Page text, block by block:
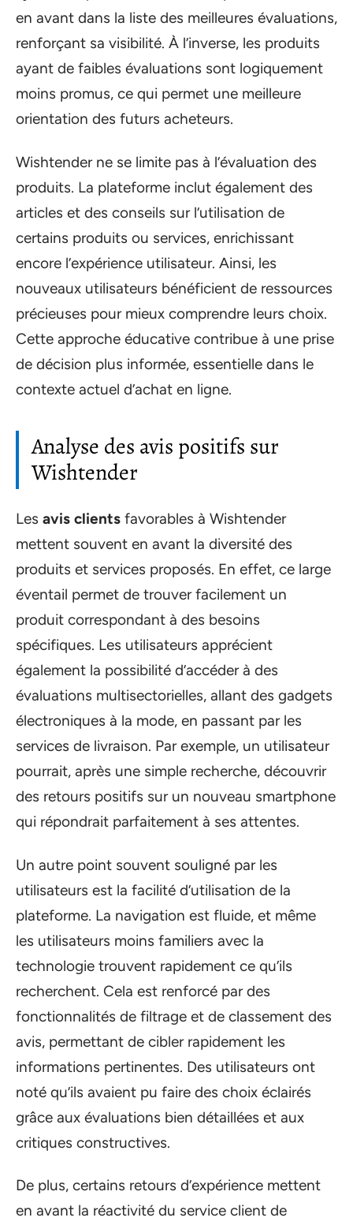
en avant dans la liste des meilleures évaluations,
renforçant sa visibilité. À l’inverse, les produits
ayant de faibles évaluations sont logiquement
moins promus, ce qui permet une meilleure
orientation des futurs acheteurs.
Wishtender ne se limite pas à l’évaluation des
produits. La plateforme inclut également des
articles et des conseils sur l’utilisation de
certains produits ou services, enrichissant
encore l’expérience utilisateur. Ainsi, les
nouveaux utilisateurs bénéficient de ressources
précieuses pour mieux comprendre leurs choix.
Cette approche éducative contribue à une prise
de décision plus informée, essentielle dans le
contexte actuel d’achat en ligne.
Analyse des avis positifs sur
Wishtender
Les avis clients favorables à Wishtender
mettent souvent en avant la diversité des
produits et services proposés. En effet, ce large
éventail permet de trouver facilement un
produit correspondant à des besoins
spécifiques. Les utilisateurs apprécient
également la possibilité d’accéder à des
évaluations multisectorielles, allant des gadgets
électroniques à la mode, en passant par les
services de livraison. Par exemple, un utilisateur
pourrait, après une simple recherche, découvrir
des retours positifs sur un nouveau smartphone
qui répondrait parfaitement à ses attentes.
Un autre point souvent souligné par les
utilisateurs est la facilité d’utilisation de la
plateforme. La navigation est fluide, et même
les utilisateurs moins familiers avec la
technologie trouvent rapidement ce qu’ils
recherchent. Cela est renforcé par des
fonctionnalités de filtrage et de classement des
avis, permettant de cibler rapidement les
informations pertinentes. Des utilisateurs ont
noté qu’ils avaient pu faire des choix éclairés
grâce aux évaluations bien détaillées et aux
critiques constructives.
De plus, certains retours d’expérience mettent
en avant la réactivité du service client de